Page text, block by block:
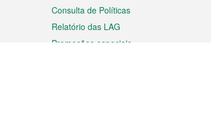
Consulta de Políticas
Relatório das LAG
Promoções especiais